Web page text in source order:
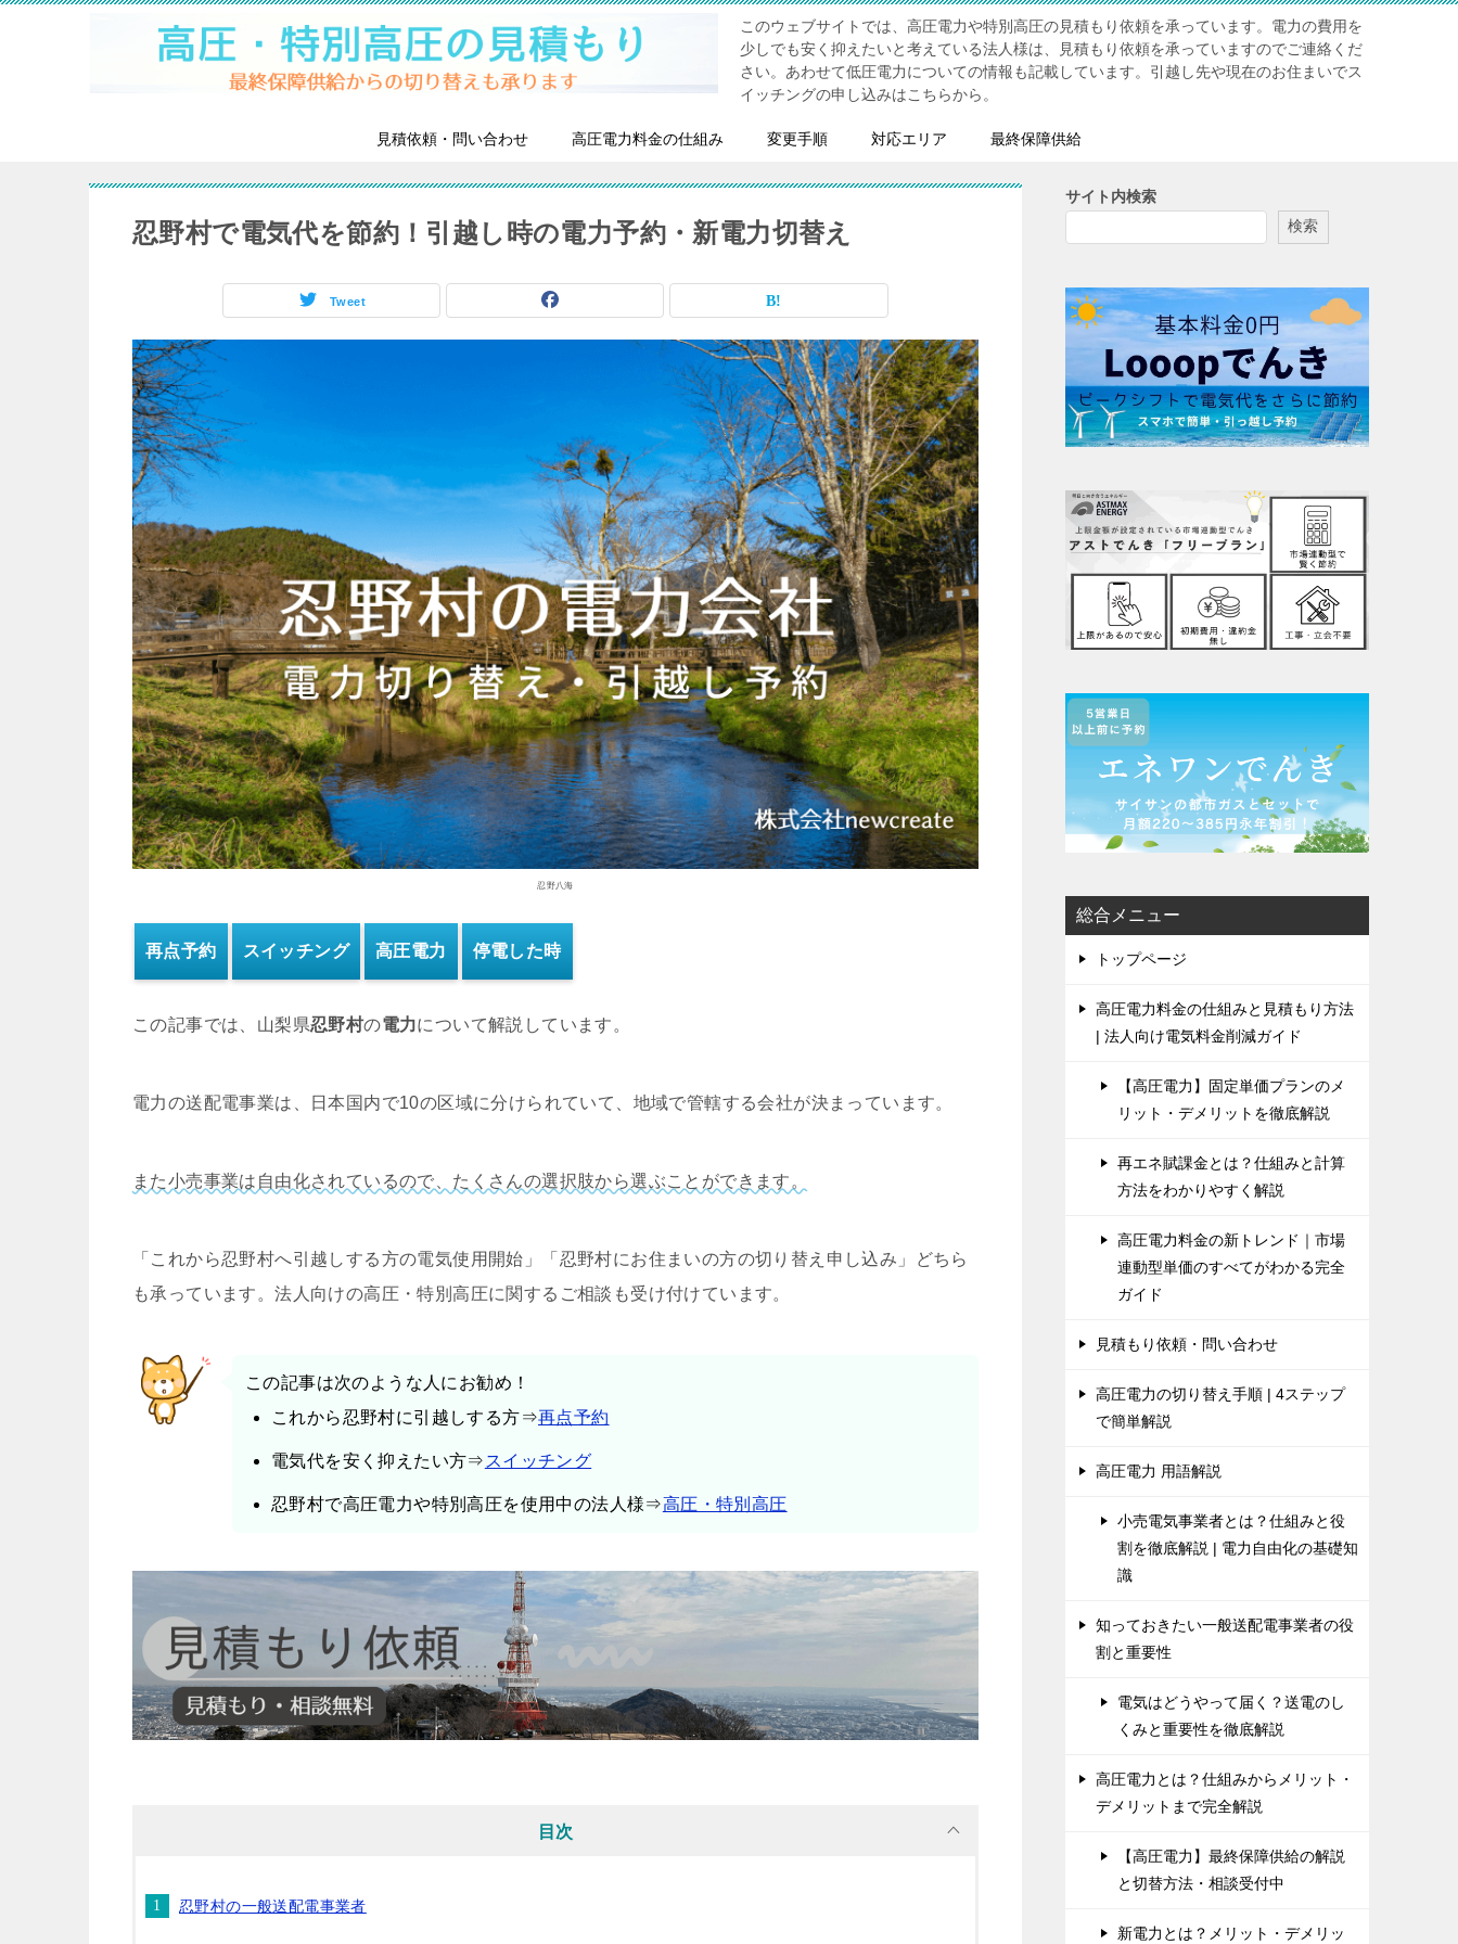
このウェブサイトでは、高圧電力や特別高圧の見積もり依頼を承っています。電力の費用を
少しでも安く抑えたいと考えている法人様は、見積もり依頼を承っていますのでご連絡くだ
さい。あわせて低圧電力についての情報も記載しています。引越し先や現在のお住まいでス
イッチングの申し込みはこちらから。
見積依頼・問い合わせ 高圧電力料金の仕組み 変更手順 対応エリア 最終保障供給
忍野村で電気代を節約！引越し時の電力予約・新電力切替え
Tweet
忍野八海
再点予約 スイッチング 高圧電力 停電した時
この記事では、山梨県忍野村の電力について解説しています。
電力の送配電事業は、日本国内で10の区域に分けられていて、地域で管轄する会社が決まっています。
また小売事業は自由化されているので、たくさんの選択肢から選ぶことができます。
「これから忍野村へ引越しする方の電気使用開始」「忍野村にお住まいの方の切り替え申し込み」どちら
も承っています。法人向けの高圧・特別高圧に関するご相談も受け付けています。
この記事は次のような人にお勧め！
これから忍野村に引越しする方⇒再点予約
電気代を安く抑えたい方⇒ スイッチング
忍野村で高圧電力や特別高圧を使用中の法人様⇒高圧・特別高圧
目次
忍野村の一般送配電事業者
サイト内検索
検索
総合メニュー
トップページ
高圧電力料金の仕組みと見積もり方法
| 法人向け電気料金削減ガイド
【高圧電力】固定単価プランのメ
リット・デメリットを徹底解説
再エネ賦課金とは？仕組みと計算
方法をわかりやすく解説
高圧電力料金の新トレンド｜市場
連動型単価のすべてがわかる完全
ガイド
見積もり依頼・問い合わせ
高圧電力の切り替え手順 | 4ステップ
で簡単解説
高圧電力 用語解説
小売電気事業者とは？仕組みと役
割を徹底解説 | 電力自由化の基礎知
識
知っておきたい一般送配電事業者の役
割と重要性
電気はどうやって届く？送電のし
くみと重要性を徹底解説
高圧電力とは？仕組みからメリット・
デメリットまで完全解説
【高圧電力】最終保障供給の解説
と切替方法・相談受付中
新電力とは？メリット・デメリッ